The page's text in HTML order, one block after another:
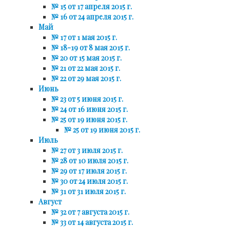
№ 15 от 17 апреля 2015 г.
№ 16 от 24 апреля 2015 г.
Май
№ 17 от 1 мая 2015 г.
№ 18-19 от 8 мая 2015 г.
№ 20 от 15 мая 2015 г.
№ 21 от 22 мая 2015 г.
№ 22 от 29 мая 2015 г.
Июнь
№ 23 от 5 июня 2015 г.
№ 24 от 16 июня 2015 г.
№ 25 от 19 июня 2015 г.
№ 25 от 19 июня 2015 г.
Июль
№ 27 от 3 июля 2015 г.
№ 28 от 10 июля 2015 г.
№ 29 от 17 июля 2015 г.
№ 30 от 24 июля 2015 г.
№ 31 от 31 июля 2015 г.
Август
№ 32 от 7 августа 2015 г.
№ 33 от 14 августа 2015 г.